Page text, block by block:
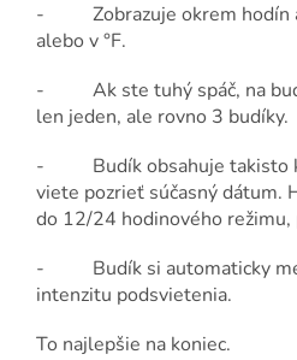
- Zobrazuje okrem hodín
alebo v °F.
- Ak ste tuhý spáč, na
len jeden, ale rovno 3 budíky.
- Budík obsahuje takisto
viete pozrieť súčasný dátum.
do 12/24 hodinového režimu,
- Budík si automaticky
intenzitu podsvietenia.
To najlepšie na koniec.